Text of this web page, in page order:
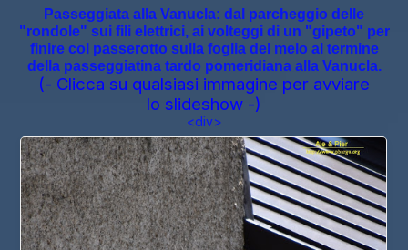
Passeggiata alla Vanucla: dal parcheggio delle
"rondole" sui fili elettrici, ai volteggi di un "gipeto" per
finire col passerotto sulla foglia del melo al termine
della passeggiatina tardo pomeridiana alla Vanucla.
(- Clicca su qualsiasi immagine per avviare
lo slideshow -)
<div>